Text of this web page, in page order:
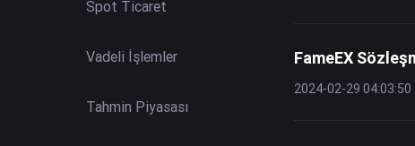
Spot Ticaret
Vadeli İşlemler
Tahmin Piyasası
FameEX
2024-02-29 04:03:50